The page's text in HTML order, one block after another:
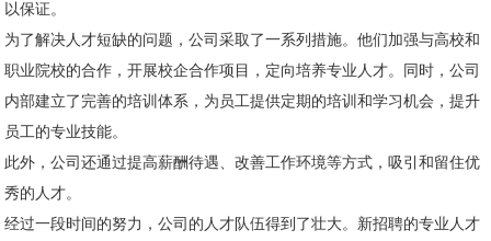
以保证。
为了解决人才短缺的问题，公司采取了一系列措施。他们加强与高校和
职业院校的合作，开展校企合作项目，定向培养专业人才。同时，公司
内部建立了完善的培训体系，为员工提供定期的培训和学习机会，提升
员工的专业技能。
此外，公司还通过提高薪酬待遇、改善工作环境等方式，吸引和留住优
秀的人才。
经过一段时间的努力，公司的人才队伍得到了壮大。新招聘的专业人才